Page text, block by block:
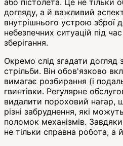
догляду, а й важливий
внутрішнього устрою зброї
небезпечних ситуацій під
зберігання.
Окремо слід згадати догляд
стрільби. Він обов'язково
вимагає розбирання (і
гвинтівки. Регулярне
видалити пороховий нагар,
різні забруднення, які
поломок механізмів.
не тільки справна робота, а